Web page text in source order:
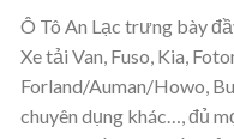
Ô Tô An Lạc trưng bày
Xe tải Van, Fuso, Kia,
Forland/Auman/Howo,
chuyên dụng khác…, đủ